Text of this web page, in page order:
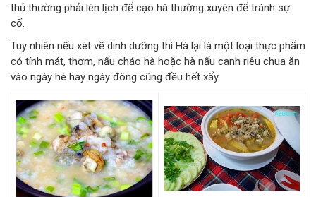
thủ thường phải lên lịch để cạo hà thường xuyên để tránh sự
cố.
Tuy nhiên nếu xét về dinh dưỡng thì Hà lại là một loại thực phẩm
có tính mát, thơm, nấu cháo hà hoặc hà nấu canh riêu chua ăn
vào ngày hè hay ngày đông cũng đều hết xẩy.